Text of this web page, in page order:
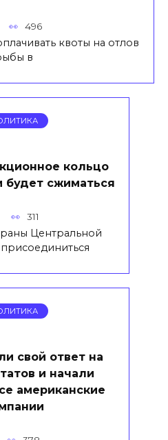
496
квоты на отлов
в
кольцо
будет сжиматься
311
Центральной
свой ответ на
и начали
американские